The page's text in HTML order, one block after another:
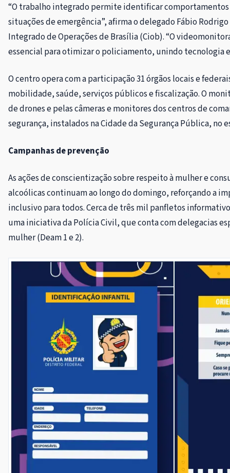
“O trabalho integrado permite identificar
situações de emergência”, afirma o delegado Fábio
Integrado de Operações de Brasília (Ciob). “O
essencial para otimizar o policiamento, unindo tecnologia
O centro opera com a participação 31 órgãos locais e
mobilidade, saúde, serviços públicos e fiscalização. O
de drones e pelas câmeras e monitores dos centros de
segurança, instalados na Cidade da Segurança Pública, no
Campanhas de prevenção
As ações de conscientização sobre respeito à mulher e
alcoólicas continuam ao longo do domingo, reforçando a
inclusivo para todos. Cerca de três mil panfletos
uma iniciativa da Polícia Civil, que conta com delegacias
mulher (Deam 1 e 2).